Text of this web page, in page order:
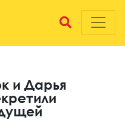
и Дарья